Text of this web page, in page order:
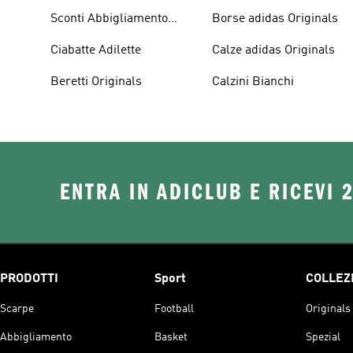
Sconti Abbigliamento
Ciabatte Adilette
Beretti Originals
Borse adidas Originals
Calze adidas Originals
Calzini Bianchi
ENTRA IN ADICLUB E RICEVI
PRODOTTI
Scarpe
Abbigliamento
Sport
Football
Basket
Originals
Spezial